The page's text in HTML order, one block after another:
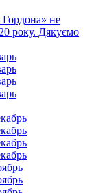
Гордона» не
року. Дякуємо